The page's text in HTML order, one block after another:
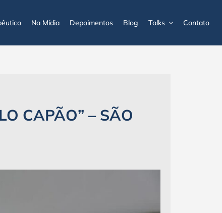
Na Mídia Depoimentos Blog Talks Contato
CAPÃO” – SÃO